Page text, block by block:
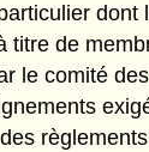
dont
titre de
le comité